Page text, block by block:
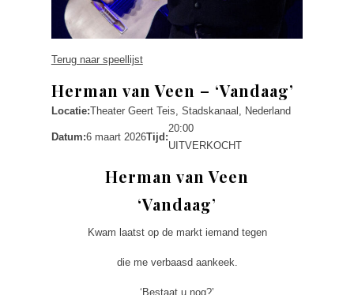
Terug naar speellijst
Herman van Veen – ‘Vandaag’
Locatie:Theater Geert Teis, Stadskanaal, Nederland
Datum:6 maart 2026Tijd:
20:00
UITVERKOCHT
Herman van Veen
‘Vandaag’
Kwam laatst op de markt iemand tegen
die me verbaasd aankeek.
‘Bestaat u nog?’